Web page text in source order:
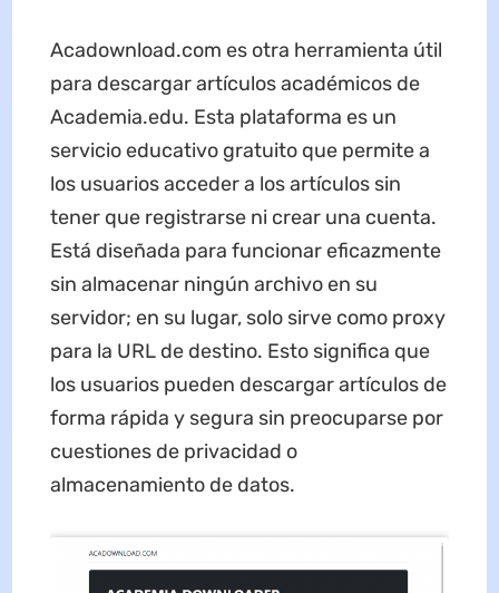
Acadownload.com es otra herramienta útil
para descargar artículos académicos de
Academia.edu. Esta plataforma es un
servicio educativo gratuito que permite a
los usuarios acceder a los artículos sin
tener que registrarse ni crear una cuenta.
Está diseñada para funcionar eficazmente
sin almacenar ningún archivo en su
servidor; en su lugar, solo sirve como proxy
para la URL de destino. Esto significa que
los usuarios pueden descargar artículos de
forma rápida y segura sin preocuparse por
cuestiones de privacidad o
almacenamiento de datos.